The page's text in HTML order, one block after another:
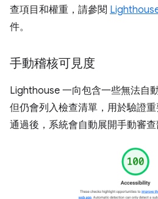
查項目和權重，請參閱
件。
手動稽核可見度
Lighthouse 一向包含一些無法自
但仍會列入檢查清單，用於驗證
通過後，系統會自動展開手動審查